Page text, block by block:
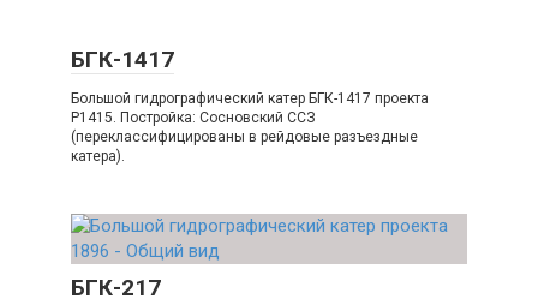
БГК-1417
Большой гидрографический катер БГК-1417 проекта
Р1415. Постройка: Сосновский ССЗ
(переклассифицированы в рейдовые разъездные
катера).
БГК-217